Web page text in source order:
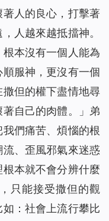
人的良心，打擊著
人越來越抵擋神。
本沒有一個人能為
服神，更沒有一個
但的權下盡情地尋
自己的肉體。」 弟
們痛苦、煩惱的根
、歪風邪氣來迷惑
本就不會分辨什麼
只能接受撒但的觀
：社會上流行攀比